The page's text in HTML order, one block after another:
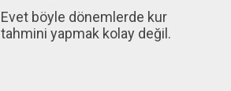
Evet böyle dönemlerde kur
tahmini yapmak kolay değil.